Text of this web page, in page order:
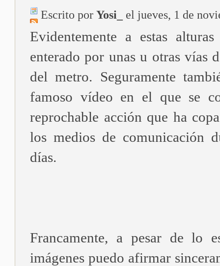
Escrito por Yosi_ el jueves, 1 de
Evidentemente a estas
enterado por unas u otras vías
del metro. Seguramente
famoso vídeo en el que se
reprochable acción que ha
los medios de comunicación
días.
Francamente, a pesar de lo
imágenes puedo afirmar